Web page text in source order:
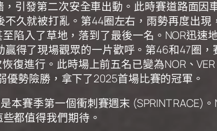
引發第二次安全車出動。此時賽道路面
久就被打亂。第44圈左右，雨勢再度出
陷入了草地，落到了最後一名。NOR迅
得了現場觀眾的一片歡呼。第46和47圈
進行。此時場上前五名已變為NOR、
優勢險勝，拿下了2025首場比賽的冠軍。
賽季第一個衝刺賽週末 (SPRINT RACE)
都值得我們期待。